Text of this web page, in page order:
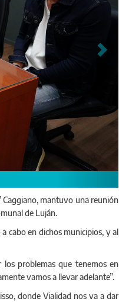
Caggiano, mantuvo una reunión
de Luján.
cabo en dichos municipios, y al
los problemas que tenemos en
vamos a llevar adelante”.
donde Vialidad nos va a dar